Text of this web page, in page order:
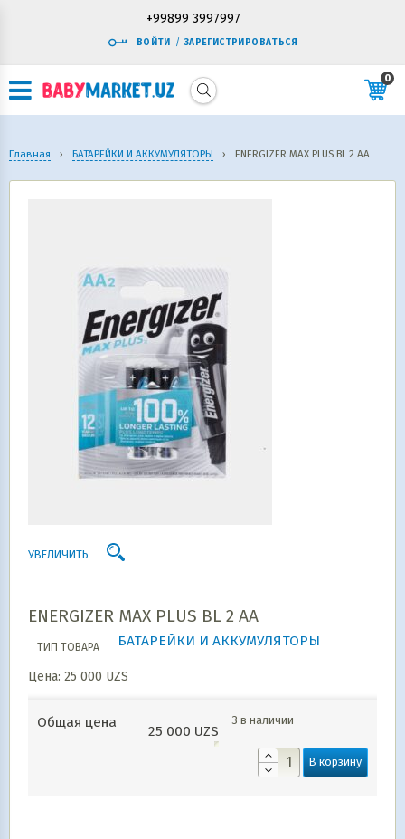
+99899 3997997
ВОЙТИ / ЗАРЕГИСТРИРОВАТЬСЯ
0
Главная › БАТАРЕЙКИ И АККУМУЛЯТОРЫ › ENERGIZER MAX PLUS BL 2 AA
УВЕЛИЧИТЬ
ENERGIZER MAX PLUS BL 2 AA
ТИП ТОВАРА БАТАРЕЙКИ И АККУМУЛЯТОРЫ
Цена: 25 000 UZS
Общая цена
25 000 UZS
3 в наличии
В корзину